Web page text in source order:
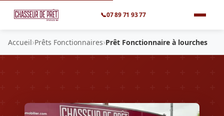
📞07 89 71 93 77
Accueil›Prêts Fonctionnaires›Prêt Fonctionnaire à lourches